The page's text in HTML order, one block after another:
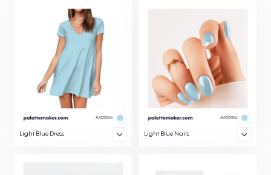
Light Blue Dress Light Blue Nails